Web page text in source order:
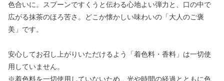
色合いに。スプーンですくうと伝わる心地よい弾力と、口の中で
広がる抹茶のほろ苦さ。どこか懐かしい味わいの「大人のご褒
美」です。
安心してお召し上がりいただけるよう「着色料・香料」は一切使
用していません。
※着色料を一切使用していないため、光や時間の経過とともに色